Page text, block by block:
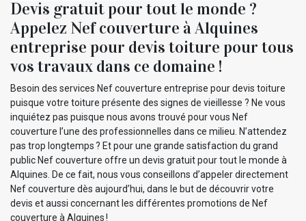
Devis gratuit pour tout le monde ?
Appelez Nef couverture à Alquines
entreprise pour devis toiture pour tous
vos travaux dans ce domaine !
Besoin des services Nef couverture entreprise pour devis toiture
puisque votre toiture présente des signes de vieillesse ? Ne vous
inquiétez pas puisque nous avons trouvé pour vous Nef
couverture l’une des professionnelles dans ce milieu. N’attendez
pas trop longtemps ? Et pour une grande satisfaction du grand
public Nef couverture offre un devis gratuit pour tout le monde à
Alquines. De ce fait, nous vous conseillons d’appeler directement
Nef couverture dès aujourd’hui, dans le but de découvrir votre
devis et aussi concernant les différentes promotions de Nef
couverture à Alquines !